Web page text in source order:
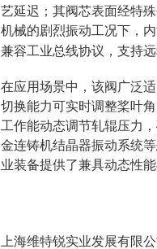
艺延迟；其阀芯表面经特
机械的剧烈振动工况下，
兼容工业总线协议，支持
在应用场景中，该阀广泛
切换能力可实时调整桨叶
工作能动态调节轧辊压力
金连铸机结晶器振动系统
业装备提供了兼具动态性
上海维特锐实业发展有限